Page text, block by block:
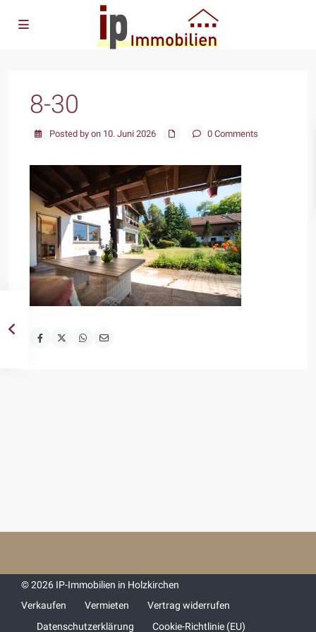
8-30
Posted by on 10. Juni 2026 0 Comments
© 2026 IP-Immobilien in Holzkirchen
Verkaufen
Vermieten
Vertrag widerrufen
Datenschutzerklärung
Cookie-Richtlinie (EU)